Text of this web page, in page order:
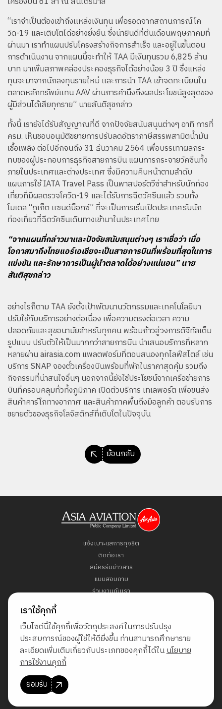
เราใช้คุกกี้
เว็บไซต์นี้ใช้คุกกี้เพื่อวัตถุประสงค์ในการปรับปรุง
ประสบการณ์ของผู้ใช้ให้ดียิ่งขึ้น ท่านสามารถศึกษาราย
ละเอียดเพิ่มเติมเกี่ยวกับประเภทของคุกกี้ได้ในนโยบาย
การใช้งานคุกกี้
ยอมรับ
“เราจำเป็นต้องเข้าถึงเเหล่งเงินทุน เพื่อรอดจากสถานการณ์โค
วิด-19 และเติบโตได้อย่างยั่งยืน ซึ่งน่ายินดีที่ต้นเดือนพฤษภาคมที่
ผ่านมา เราทำแผนปรับโครงสร้างกิจการสำเร็จ และอยู่ในขั้นตอน
การดำเนินงาน จากแผนนี้จะทำให้ TAA มีเงินทุนรวม 6,825 ล้าน
บาท มาเพิ่มสภาพคล่องประคองธุรกิจได้อย่างน้อย 3 ปี ซึ่งแหล่ง
ทุนจะมาจากนักลงทุนรายใหม่ เเละการนำ TAA เข้าจดทะเบียนใน
ตลาดหลักทรัพย์เเทน AAV ผ่านการคำนึงถึงผลประโยชน์สูงสุดของ
ผู้มีส่วนได้เสียทุกราย” นายสันติสุขกล่าว
ทั้งนี้ เรายังได้รับสัญญาณที่ดี จากปัจจัยสนับสนุนต่างๆ อาทิ การที่
ครม. เห็นชอบอนุมัติขยายการปรับลดอัตราภาษีสรรพสามิตน้ำมัน
เชื้อเพลิง ต่อไปอีกจนถึง 31 ธันวาคม 2564 เพื่อบรรเทาผลกระ
ทบของผู้ประกอบการธุรกิจสายการบิน แผนการกระจายวัคซีนทั้ง
ภายในประเทศเเละต่างประเทศ ซึ่งมีความคืบหน้าตามลำดับ
แผนการใช้ IATA Travel Pass เป็นพาสปอร์ตวีซ่าสำหรับนักท่อง
เที่ยวที่มีผลตรวจโควิด-19 และได้รับการฉีดวัคซีนเเล้ว รวมทั้ง
โมเดล “ภูเก็ต เเซนด์บ็อกซ์” ที่จะเป็นการเริ่มเปิดประเทศรับนัก
ท่องเที่ยวที่ฉีดวัคซีนเดินทางเข้ามาในประเทศไทย
“จากแผนที่กล่าวมาเเละปัจจัยสนับสนุนต่างๆ เราเชื่อว่า เมื่อ
โอกาสมาถึงไทยแอร์เอเชียจะเป็นสายการบินที่พร้อมที่สุดในการ
เเข่งขัน และรักษาการเป็นผู้นำตลาดได้อย่างเเน่นอน” นาย
สันติสุขกล่าว
อย่างไรก็ตาม TAA ยังตั้งเป้าพัฒนานวัตกรรมและเทคโนโลยีมา
ปรับใช้กับบริการอย่างต่อเนื่อง เพื่อความตรงต่อเวลา ความ
ปลอดภัยและสุขอนามัยสำหรับทุกคน พร้อมก้าวสู่วงการดิจิทัลเต็ม
รูปแบบ ปรับตัวให้เป็นมากกว่าสายการบิน นำเสนอบริการที่หลาก
หลายผ่าน airasia.com แพลตฟอร์มที่ตอบสนองทุกไลฟ์สไตล์ เช่น
บริการ SNAP จองตั๋วเครื่องบินพร้อมที่พักในราคาสุดคุ้ม รวมถึง
กิจกรรมที่น่าสนใจอื่นๆ นอกจากนี้ยังใช้ประโยชน์จากเครือข่ายการ
บินที่ครอบคลุมทั่วทั้งภูมิภาค เปิดตัวบริการ เทเลพอร์ต เพื่อขนส่ง
สินค้าคาร์โกทางอากาศ และสินค้าภาคพื้นถึงมือลูกค้า ตอบรับการ
ขยายตัวของธุรกิจโลจิสติกส์ที่เติบโตในปัจจุบัน
ย้อนกลับ
แจ้งเบาะแสการทุจริต
ติดต่อเรา
สมัครรับข่าวสาร
แบบสอบถาม
ร่วมงานกับเรา
แผนผังเว็บไซต์
Direct Access to Fly AirAsia